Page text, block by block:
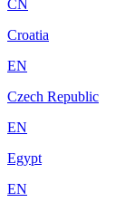
CN
Croatia
EN
Czech Republic
EN
Egypt
EN